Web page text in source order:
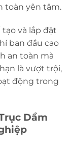
toàn yên tâm.
và lắp đặt
ban đầu cao
an toàn mà
là vượt trội,
động trong
Dầm